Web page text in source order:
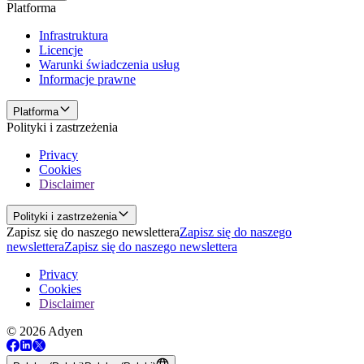
Platforma
Infrastruktura
Licencje
Warunki świadczenia usług
Informacje prawne
Platforma
Polityki i zastrzeżenia
Privacy
Cookies
Disclaimer
Polityki i zastrzeżenia
Zapisz się do naszego newsletteraZapisz się do naszego
newsletteraZapisz się do naszego newslettera
Privacy
Cookies
Disclaimer
© 2026 Adyen